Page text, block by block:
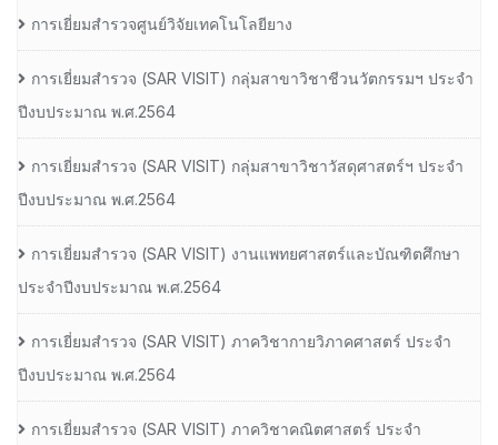
การเยี่ยมสำรวจศูนย์วิจัยเทคโนโลยียาง
การเยี่ยมสํารวจ (SAR VISIT) กลุ่มสาขาวิชาชีวนวัตกรรมฯ ประจํา
ปีงบประมาณ พ.ศ.2564
การเยี่ยมสํารวจ (SAR VISIT) กลุ่มสาขาวิชาวัสดุศาสตร์ฯ ประจํา
ปีงบประมาณ พ.ศ.2564
การเยี่ยมสํารวจ (SAR VISIT) งานแพทยศาสตร์และบัณฑิตศึกษา
ประจําปีงบประมาณ พ.ศ.2564
การเยี่ยมสํารวจ (SAR VISIT) ภาควิชากายวิภาคศาสตร์ ประจํา
ปีงบประมาณ พ.ศ.2564
การเยี่ยมสํารวจ (SAR VISIT) ภาควิชาคณิตศาสตร์ ประจํา